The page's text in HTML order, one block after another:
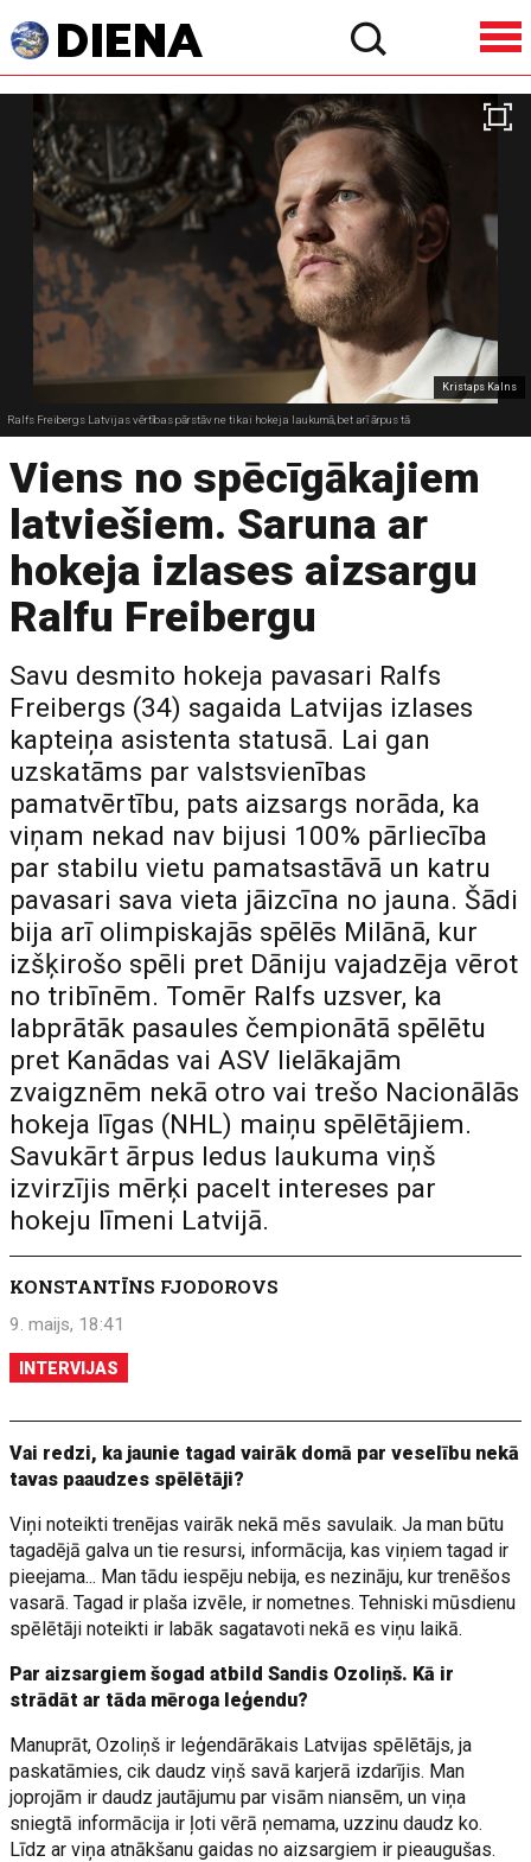
Kristaps Kalns
Ralfs Freibergs Latvijas vērtības pārstāv ne tikai hokeja laukumā, bet arī ārpus tā
Viens no spēcīgākajiem
latviešiem. Saruna ar
hokeja izlases aizsargu
Ralfu Freibergu
Savu desmito hokeja pavasari Ralfs
Freibergs (34) sagaida Latvijas izlases
kapteiņa asistenta statusā. Lai gan
uzskatāms par valstsvienības
pamatvērtību, pats aizsargs norāda, ka
viņam nekad nav bijusi 100% pārliecība
par stabilu vietu pamatsastāvā un katru
pavasari sava vieta jāizcīna no jauna. Šādi
bija arī olimpiskajās spēlēs Milānā, kur
izšķirošo spēli pret Dāniju vajadzēja vērot
no tribīnēm. Tomēr Ralfs uzsver, ka
labprātāk pasaules čempionātā spēlētu
pret Kanādas vai ASV lielākajām
zvaigznēm nekā otro vai trešo Nacionālās
hokeja līgas (NHL) maiņu spēlētājiem.
Savukārt ārpus ledus laukuma viņš
izvirzījis mērķi pacelt intereses par
hokeju līmeni Latvijā.
KONSTANTĪNS FJODOROVS
9. maijs, 18:41
INTERVIJAS
Vai redzi, ka jaunie tagad vairāk domā par veselību nekā
tavas paaudzes spēlētāji?
Viņi noteikti trenējas vairāk nekā mēs savulaik. Ja man būtu
tagadējā galva un tie resursi, informācija, kas viņiem tagad ir
pieejama... Man tādu iespēju nebija, es nezināju, kur trenēšos
vasarā. Tagad ir plaša izvēle, ir nometnes. Tehniski mūsdienu
spēlētāji noteikti ir labāk sagatavoti nekā es viņu laikā.
Par aizsargiem šogad atbild Sandis Ozoliņš. Kā ir
strādāt ar tāda mēroga leģendu?
Manuprāt, Ozoliņš ir leģendārākais Latvijas spēlētājs, ja
paskatāmies, cik daudz viņš savā karjerā izdarījis. Man
joprojām ir daudz jautājumu par visām niansēm, un viņa
sniegtā informācija ir ļoti vērā ņemama, uzzinu daudz ko.
Līdz ar viņa atnākšanu gaidas no aizsargiem ir pieaugušas.